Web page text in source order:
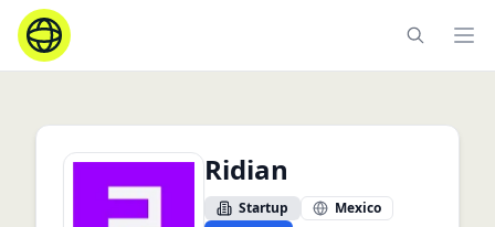
Ridian
Startup
Mexico